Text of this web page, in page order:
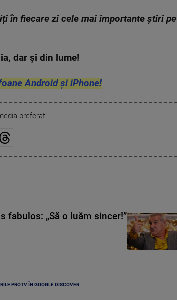
în fiecare zi cele mai importante știri pe
dar și din lume!
Android și iPhone!
preferat:
fabulos: „Să o luăm sincer!”
PROTV ÎN GOOGLE DISCOVER